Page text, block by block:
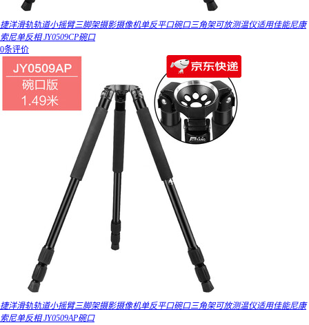
捷洋滑轨轨道小摇臂三脚架摄影摄像机单反平口碗口三角架可放测温仪适用佳能尼康
索尼单反相 JY0509CP碗口
0条评价
捷洋滑轨轨道小摇臂三脚架摄影摄像机单反平口碗口三角架可放测温仪适用佳能尼康
索尼单反相 JY0509AP碗口